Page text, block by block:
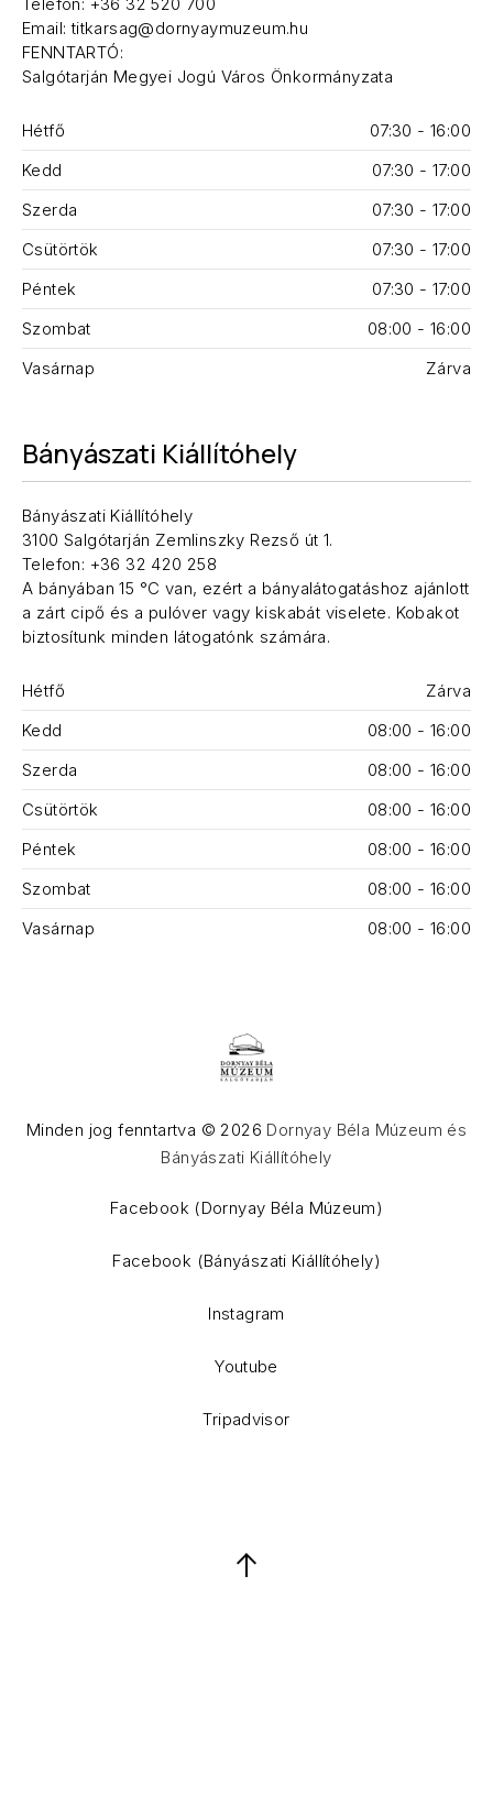
Email: titkarsag@dornyaymuzeum.hu
FENNTARTÓ:
Salgótarján Megyei Jogú Város Önkormányzata
Hétfő
07:30 - 16:00
Kedd
07:30 - 17:00
Szerda
07:30 - 17:00
Csütörtök
07:30 - 17:00
Péntek
07:30 - 17:00
Szombat
08:00 - 16:00
Vasárnap
Zárva
Bányászati Kiállítóhely
Bányászati Kiállítóhely
3100 Salgótarján Zemlinszky Rezső út 1.
Telefon: +36 32 420 258
A bányában 15 °C van, ezért a bányalátogatáshoz ajánlott
a zárt cipő és a pulóver vagy kiskabát viselete. Kobakot
biztosítunk minden látogatónk számára.
Hétfő
Zárva
Kedd
08:00 - 16:00
Szerda
08:00 - 16:00
Csütörtök
08:00 - 16:00
Péntek
08:00 - 16:00
Szombat
08:00 - 16:00
Vasárnap
08:00 - 16:00
Minden jog fenntartva © 2026 Dornyay Béla Múzeum és
Bányászati Kiállítóhely
Facebook (Dornyay Béla Múzeum)
Facebook (Bányászati Kiállítóhely)
Instagram
Youtube
Tripadvisor